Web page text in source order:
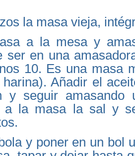
la masa vieja,
a la mesa y
ser en una
10. Es una masa
Añadir el
y seguir amasando
a la masa la sal y
y poner en un bol